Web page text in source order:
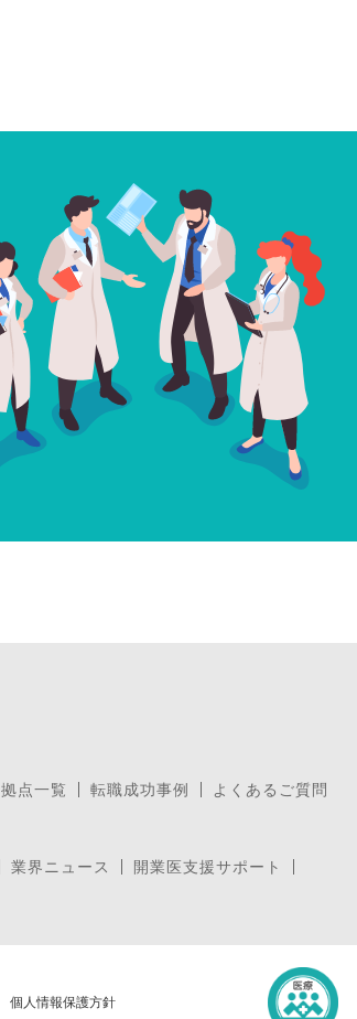
拠点一覧 転職成功事例 よくあるご質問
業界ニュース
開業医支援サポート
個人情報保護方針